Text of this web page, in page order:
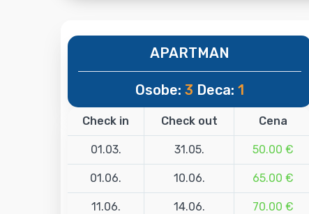
APARTMAN
Osobe: 3 Deca: 1
Check in Check out Cena
01.03. 31.05. 50.00 €
01.06. 10.06. 65.00 €
11.06. 14.06. 70.00 €